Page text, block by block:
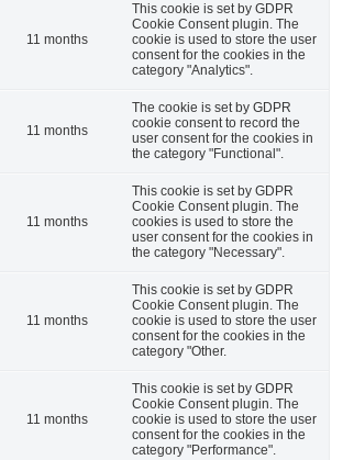
11 months
This cookie is set by GDPR
Cookie Consent plugin. The
cookie is used to store the user
consent for the cookies in the
category "Analytics".
11 months
The cookie is set by GDPR
cookie consent to record the
user consent for the cookies in
the category "Functional".
11 months
This cookie is set by GDPR
Cookie Consent plugin. The
cookies is used to store the
user consent for the cookies in
the category "Necessary".
11 months
This cookie is set by GDPR
Cookie Consent plugin. The
cookie is used to store the user
consent for the cookies in the
category "Other.
11 months
This cookie is set by GDPR
Cookie Consent plugin. The
cookie is used to store the user
consent for the cookies in the
category "Performance".